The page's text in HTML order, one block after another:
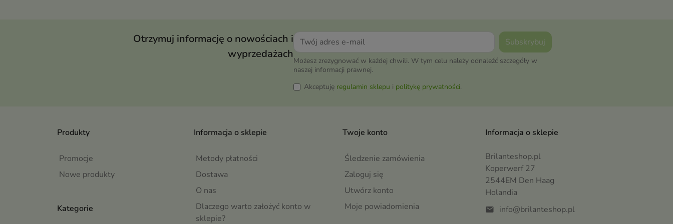
Otrzymuj informację o nowościach i
wyprzedażach
Możesz zrezygnować w każdej chwili. W tym celu należy odnaleźć szczegóły w
naszej informacji prawnej.
Akceptuję regulamin sklepu i politykę prywatności.
Produkty
Promocje
Nowe produkty
Informacja o sklepie
Metody płatności
Dostawa
O nas
Dlaczego warto założyć konto w
sklepie?
Kategorie
Twoje konto
Śledzenie zamówienia
Zaloguj się
Utwórz konto
Moje powiadomienia
Informacja o sklepie
Brilanteshop.pl
Koperwerf 27
2544EM Den Haag
Holandia
mail info@brilanteshop.pl